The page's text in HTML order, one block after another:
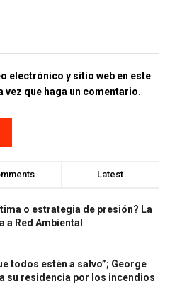
electrónico y sitio web en este
vez que haga un comentario.
Latest
o estrategia de presión? La
a Red Ambiental
todos estén a salvo”; George
su residencia por los incendios